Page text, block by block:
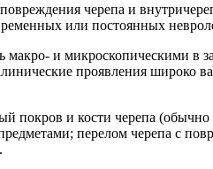
черепа и
или постоянных
и микроскопическими
проявления широко
и кости черепа
перелом черепа с